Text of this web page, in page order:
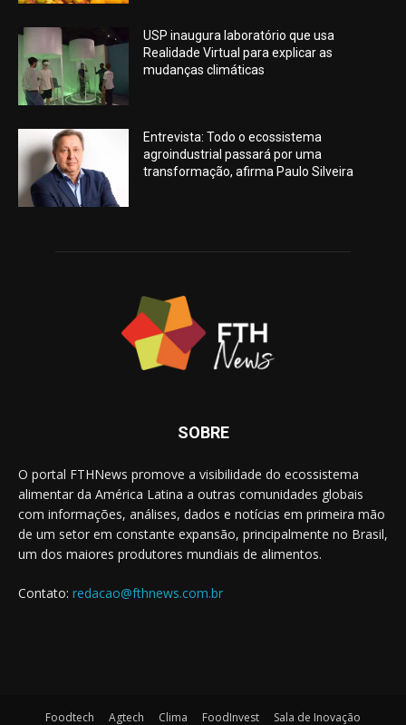
USP inaugura laboratório que usa
Realidade Virtual para explicar as
mudanças climáticas
Entrevista: Todo o ecossistema
agroindustrial passará por uma
transformação, afirma Paulo Silveira
SOBRE
O portal FTHNews promove a visibilidade do ecossistema
alimentar da América Latina a outras comunidades globais
com informações, análises, dados e notícias em primeira mão
de um setor em constante expansão, principalmente no Brasil,
um dos maiores produtores mundiais de alimentos.
Contato: redacao@fthnews.com.br
Foodtech Agtech Clima FoodInvest Sala de Inovação